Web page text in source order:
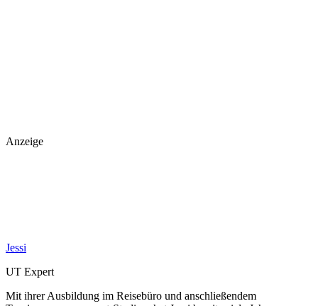
Anzeige
Jessi
UT Expert
Mit ihrer Ausbildung im Reisebüro und anschließendem